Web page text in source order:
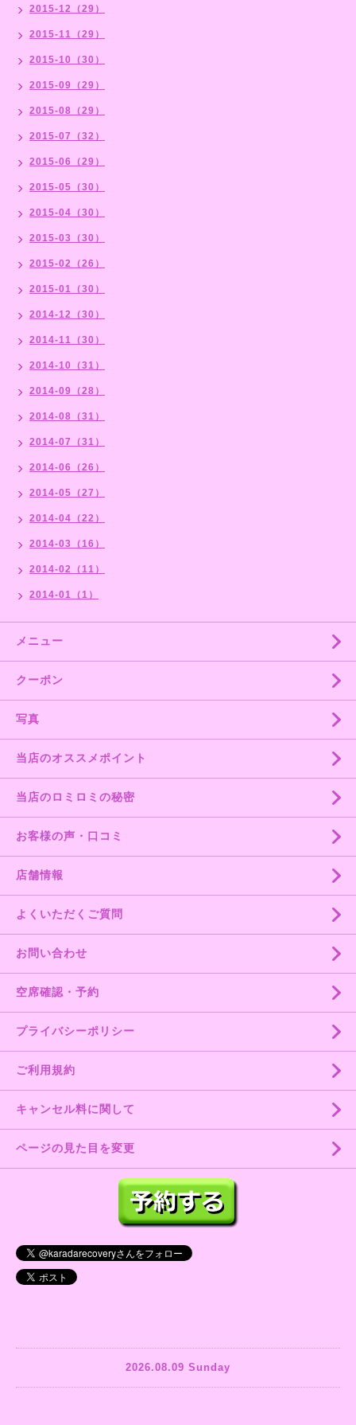
2015-12（29）
2015-11（29）
2015-10（30）
2015-09（29）
2015-08（29）
2015-07（32）
2015-06（29）
2015-05（30）
2015-04（30）
2015-03（30）
2015-02（26）
2015-01（30）
2014-12（30）
2014-11（30）
2014-10（31）
2014-09（28）
2014-08（31）
2014-07（31）
2014-06（26）
2014-05（27）
2014-04（22）
2014-03（16）
2014-02（11）
2014-01（1）
メニュー
クーポン
写真
当店のオススメポイント
当店のロミロミの秘密
お客様の声・口コミ
店舗情報
よくいただくご質問
お問い合わせ
空席確認・予約
プライバシーポリシー
ご利用規約
キャンセル料に関して
ページの見た目を変更
2026.08.09 Sunday